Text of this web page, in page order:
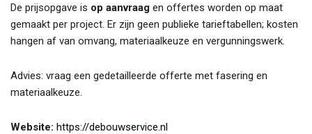
De prijsopgave is op aanvraag en offertes worden op maat
gemaakt per project. Er zijn geen publieke tarieftabellen; kosten
hangen af van omvang, materiaalkeuze en vergunningswerk.
Advies: vraag een gedetailleerde offerte met fasering en
materiaalkeuze.
Website: https://debouwservice.nl